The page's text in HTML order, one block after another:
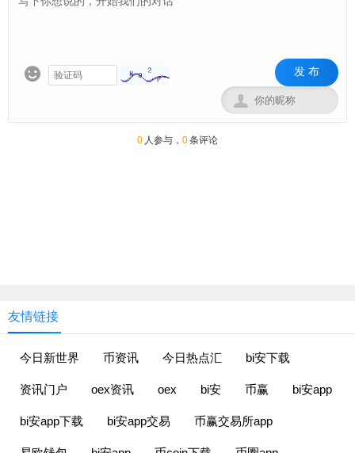
 发 布

0 人参与， 0条评论
友情链接
今日新世界 币资讯 今日热点汇 bi安下载
资讯门户 oex资讯 oex bi安 币赢 bi安app
bi安app下载 bi安app交易 币赢交易所app